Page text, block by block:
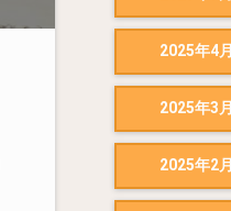
2025年4月
2025年3月
2025年2月